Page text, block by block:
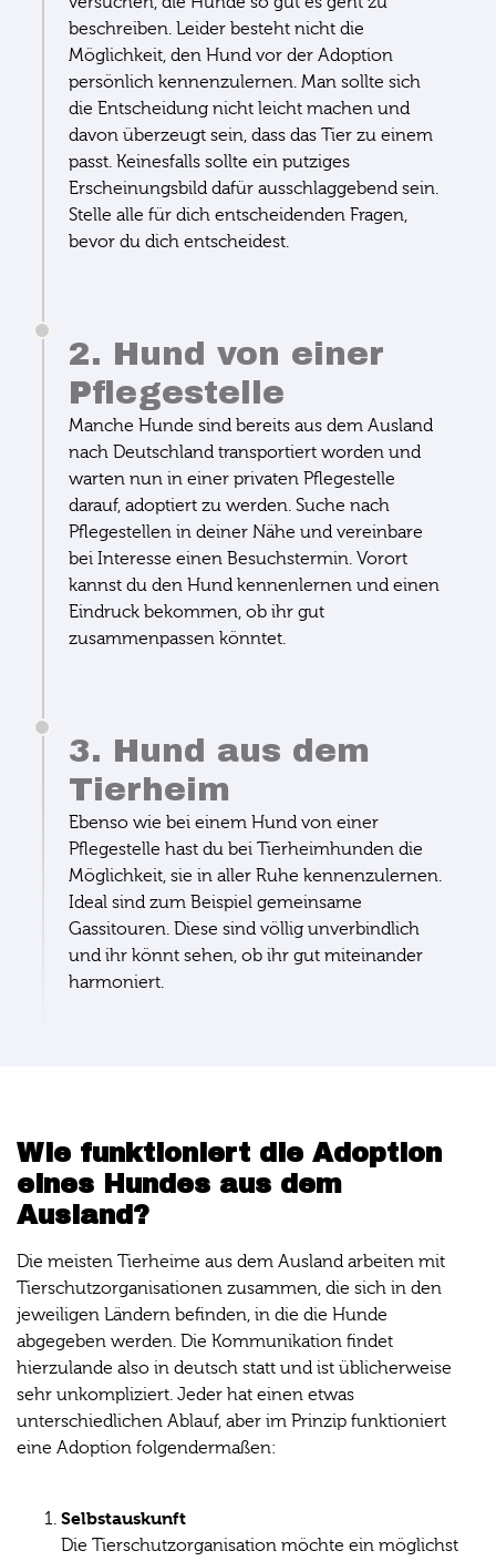
beschreiben. Leider besteht nicht die
Möglichkeit, den Hund vor der Adoption
persönlich kennenzulernen. Man sollte sich
die Entscheidung nicht leicht machen und
davon überzeugt sein, dass das Tier zu einem
passt. Keinesfalls sollte ein putziges
Erscheinungsbild dafür ausschlaggebend sein.
Stelle alle für dich entscheidenden Fragen,
bevor du dich entscheidest.
2. Hund von einer
Pflegestelle
Manche Hunde sind bereits aus dem Ausland
nach Deutschland transportiert worden und
warten nun in einer privaten Pflegestelle
darauf, adoptiert zu werden. Suche nach
Pflegestellen in deiner Nähe und vereinbare
bei Interesse einen Besuchstermin. Vorort
kannst du den Hund kennenlernen und einen
Eindruck bekommen, ob ihr gut
zusammenpassen könntet.
3. Hund aus dem
Tierheim
Ebenso wie bei einem Hund von einer
Pflegestelle hast du bei Tierheimhunden die
Möglichkeit, sie in aller Ruhe kennenzulernen.
Ideal sind zum Beispiel gemeinsame
Gassitouren. Diese sind völlig unverbindlich
und ihr könnt sehen, ob ihr gut miteinander
harmoniert.
Wie funktioniert die Adoption
eines Hundes aus dem
Ausland?
Die meisten Tierheime aus dem Ausland arbeiten mit
Tierschutzorganisationen zusammen, die sich in den
jeweiligen Ländern befinden, in die die Hunde
abgegeben werden. Die Kommunikation findet
hierzulande also in deutsch statt und ist üblicherweise
sehr unkompliziert. Jeder hat einen etwas
unterschiedlichen Ablauf, aber im Prinzip funktioniert
eine Adoption folgendermaßen:
Selbstauskunft
Die Tierschutzorganisation möchte ein möglichst